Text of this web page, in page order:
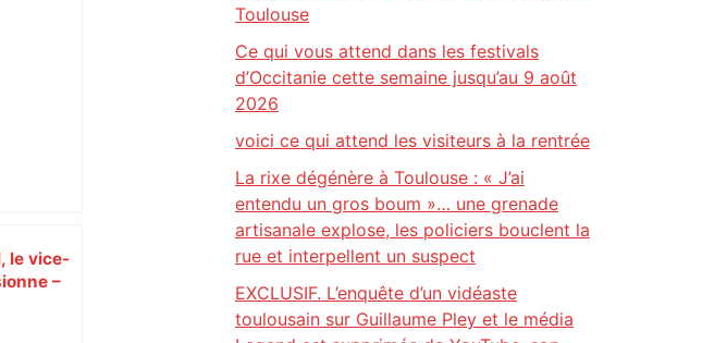
le vice-
–
Toulouse
Ce qui vous attend dans les festivals
d’Occitanie cette semaine jusqu’au 9 août
2026
voici ce qui attend les visiteurs à la rentrée
La rixe dégénère à Toulouse : « J’ai
entendu un gros boum »… une grenade
artisanale explose, les policiers bouclent la
rue et interpellent un suspect
EXCLUSIF. L’enquête d’un vidéaste
toulousain sur Guillaume Pley et le média